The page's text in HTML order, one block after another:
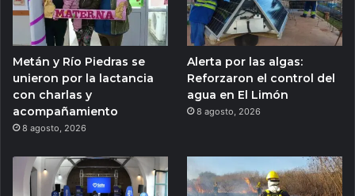
Metán y Río Piedras se
unieron por la lactancia
con charlas y
acompañamiento
8 agosto, 2026
Alerta por las algas:
Reforzaron el control del
agua en El Limón
8 agosto, 2026